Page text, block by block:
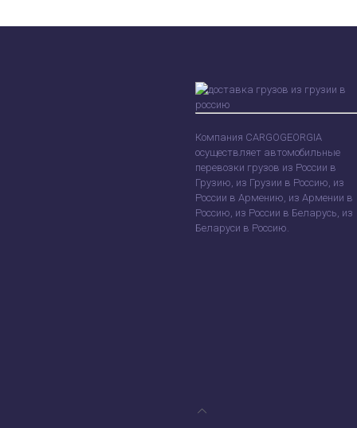
Компания CARGOGEORGIA
осуществляет автомобильные
перевозки грузов из России в
Грузию, из Грузии в Россию, из
России в Армению, из Армении в
Россию, из России в Беларусь, из
Беларуси в Россию.